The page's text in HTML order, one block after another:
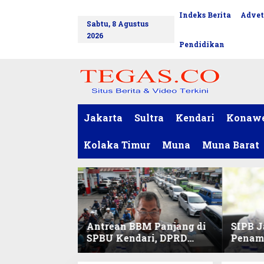
Sabtu, 8 Agustus
2026
Indeks Berita
Pendidikan
Jakarta Sultra Kendari
Kolaka Timur Muna Muna Barat
Antrean BBM Panjang di
SPBU Kendari, DPRD
Sultra Duga Sistem
SIPB